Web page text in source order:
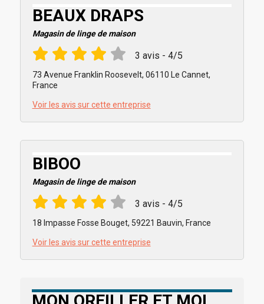
BEAUX DRAPS
Magasin de linge de maison
3 avis - 4/5
73 Avenue Franklin Roosevelt, 06110 Le Cannet,
France
Voir les avis sur cette entreprise
BIBOO
Magasin de linge de maison
3 avis - 4/5
18 Impasse Fosse Bouget, 59221 Bauvin, France
Voir les avis sur cette entreprise